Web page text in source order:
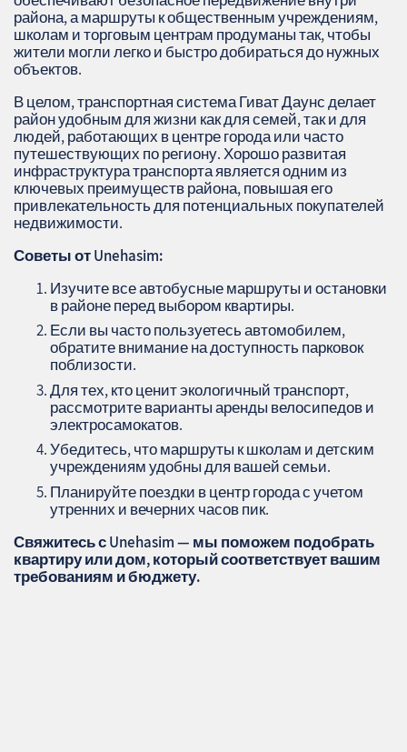
района, а маршруты к общественным учреждениям,
школам и торговым центрам продуманы так, чтобы
жители могли легко и быстро добираться до нужных
объектов.
В целом, транспортная система Гиват Даунс делает
район удобным для жизни как для семей, так и для
людей, работающих в центре города или часто
путешествующих по региону. Хорошо развитая
инфраструктура транспорта является одним из
ключевых преимуществ района, повышая его
привлекательность для потенциальных покупателей
недвижимости.
Советы от Unehasim:
Изучите все автобусные маршруты и остановки
в районе перед выбором квартиры.
Если вы часто пользуетесь автомобилем,
обратите внимание на доступность парковок
поблизости.
Для тех, кто ценит экологичный транспорт,
рассмотрите варианты аренды велосипедов и
электросамокатов.
Убедитесь, что маршруты к школам и детским
учреждениям удобны для вашей семьи.
Планируйте поездки в центр города с учетом
утренних и вечерних часов пик.
Свяжитесь с Unehasim — мы поможем подобрать
квартиру или дом, который соответствует вашим
требованиям и бюджету.